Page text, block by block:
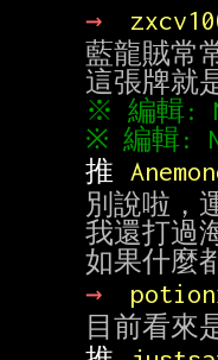
→
藍龍賊常
推
別說啦，
我還打過
→